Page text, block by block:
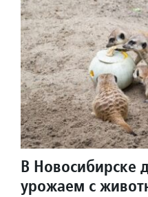
В Новосибирске
урожаем с